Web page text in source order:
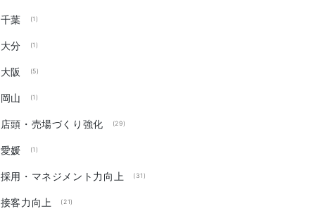
千葉 (1)
大分 (1)
大阪 (5)
岡山 (1)
店頭・売場づくり強化 (29)
愛媛 (1)
採用・マネジメント力向上 (31)
接客力向上 (21)